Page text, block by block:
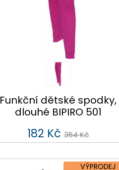
Funkční dětské spodky,
dlouhé BIPIRO 501
182 Kč 364 Kč
VÝPRODEJ